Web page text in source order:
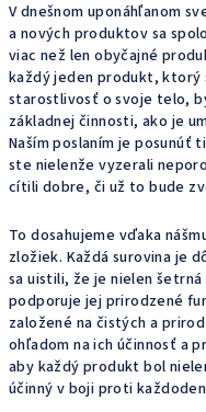
V dnešnom uponáhľanom
a nových produktov sa
viac než len obyčajné
každý jeden produkt, ktorý
starostlivosť o svoje telo,
základnej činnosti, ako je
Naším poslaním je posunúť
ste nielenže vyzerali
cítili dobre, či už to bude
To dosahujeme vďaka
zložiek. Každá surovina je
sa uistili, že je nielen
podporuje jej prirodzené
založené na čistých a
ohľadom na ich účinnosť a
aby každý produkt bol
účinný v boji proti